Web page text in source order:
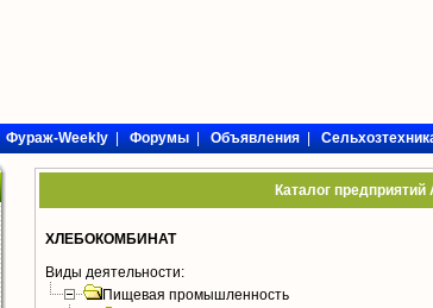
Фураж-Weekly|Форумы|Объявления|
Каталог предприятий
ХЛЕБОКОМБИНАТ
Виды деятельности:
Пищевая промышленность